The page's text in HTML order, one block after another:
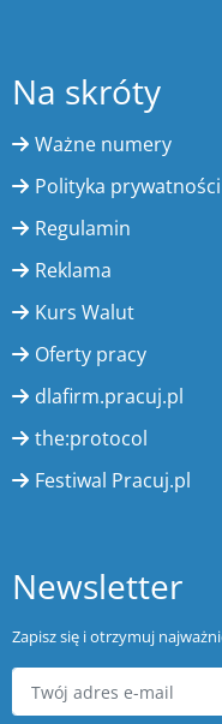
Na skróty
Ważne numery
Polityka prywatności
Regulamin
Reklama
Kurs Walut
Oferty pracy
dlafirm.pracuj.pl
the:protocol
Festiwal Pracuj.pl
Newsletter
Zapisz się i otrzymuj